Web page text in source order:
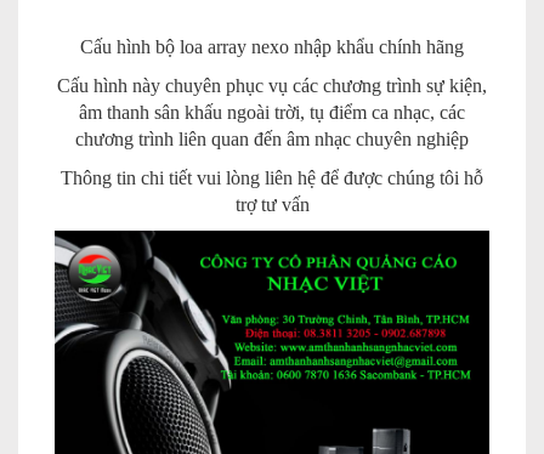
Cấu hình bộ loa array nexo nhập khẩu chính hãng
Cấu hình này chuyên phục vụ các chương trình sự kiện,
âm thanh sân khấu ngoài trời, tụ điểm ca nhạc, các
chương trình liên quan đến âm nhạc chuyên nghiệp
Thông tin chi tiết vui lòng liên hệ để được chúng tôi hỗ
trợ tư vấn